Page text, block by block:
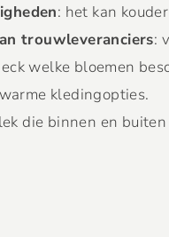
: het kan
trouwleveranciers:
welke bloemen
kledingopties.
die binnen en